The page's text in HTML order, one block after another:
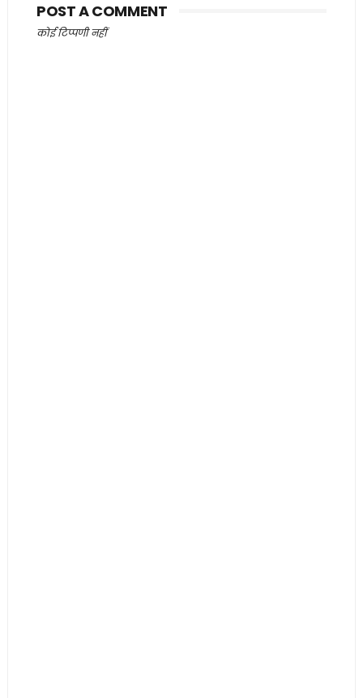
POST A COMMENT
कोई टिप्पणी नहीं